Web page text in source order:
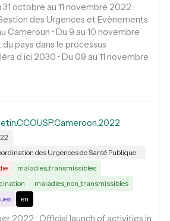
31 octobre au 11 novembre 2022 :
des Urgences et Evènements
Cameroun • Du 9 au 10 novembre
pays dans le processus
d’ici 2030 • Du 09 au 11 novembre
des Urgences de Santé Publique
maladies_transmissibles
maladies_non_transmissibles
en
2022 : Official launch of activities in